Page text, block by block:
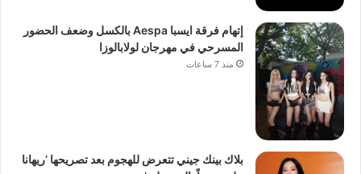
إتهام فرقة ايسبا Aespa بالكسل وضعف الحضور
المسرحي في مهرجان لولابالوزا
منذ 7 ساعات
بلاك بينك جيني تتعرض للهجوم بعد تصريحها ‘ريهانا